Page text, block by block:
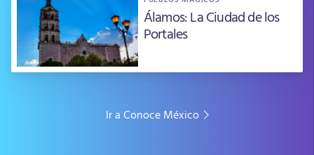
Álamos: La Ciudad de los
Portales
Ir a Conoce México